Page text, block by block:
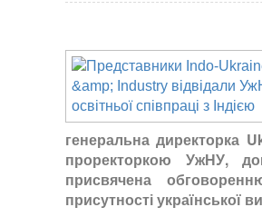
генеральна директорка
проректоркою УжНУ,
присвячена
присутності української